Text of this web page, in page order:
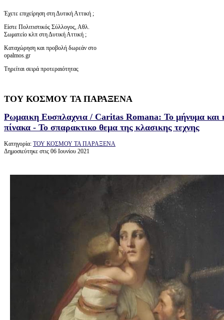
Έχετε επιχείρηση στη Δυτική Αττική ;
Είστε Πολιτιστικός Σύλλογος, Αθλ.
Σωματείο κλπ στη Δυτική Αττική ;
Καταχώρηση και προβολή δωρεάν στο
opalmos.gr
Τηρείται σειρά προτεραιότητας
ΤΟΥ ΚΟΣΜΟΥ ΤΑ ΠΑΡΑΞΕΝΑ
Ρωμαικη Ευσπλαχνια / Caritas Romana: Το μήνυμα και
πίνακα - Το σπαρακτικο θεμα της κλασικης τεχνης
Κατηγορία: ΤΟΥ ΚΟΣΜΟΥ ΤΑ ΠΑΡΑΞΕΝΑ
Δημοσιεύτηκε στις 06 Ιουνίου 2021